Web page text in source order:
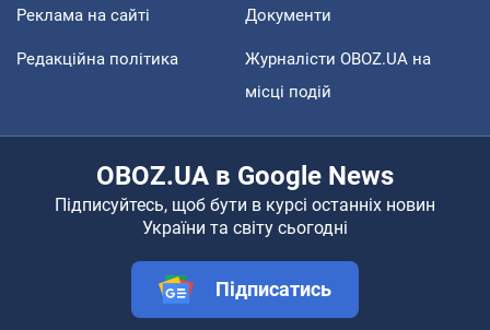
Реклама на сайті Документи
Редакційна політика
Журналісти OBOZ.UA на
місці подій
OBOZ.UA в Google News
Підписуйтесь, щоб бути в курсі останніх новин
України та світу сьогодні
Підписатись